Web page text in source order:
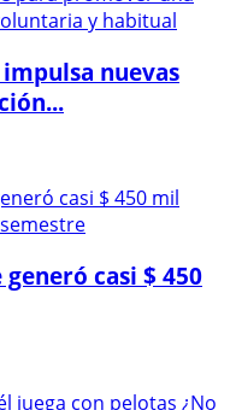
nuevas
casi $ 450